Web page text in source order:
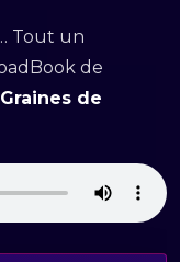
Tout un
de
Graines de